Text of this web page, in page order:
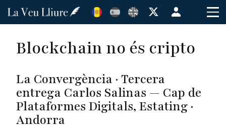
Vés
Menú
de
cuenta
de
Blockchain no és cripto
La Convergència · Tercera
entrega Carlos Salinas — Cap de
Plataformes Digitals, Estating ·
Andorra